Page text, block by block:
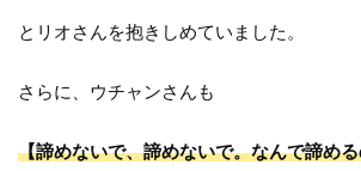
とリオさんを抱きしめていました。
さらに、ウチャンさんも
【諦めないで、諦めないで。なんで諦め